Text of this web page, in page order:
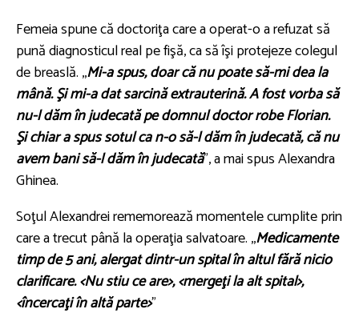
Femeia spune că doctoriţa care a operat-o a refuzat să
pună diagnosticul real pe fişă, ca să îşi protejeze colegul
de breaslă. ,,Mi-a spus, doar că nu poate să-mi dea la
mână. Şi mi-a dat sarcină extrauterină. A fost vorba să
nu-l dăm în judecată pe domnul doctor robe Florian.
Şi chiar a spus sotul ca n-o să-l dăm în judecată, că nu
avem bani să-l dăm în judecată", a mai spus Alexandra
Ghinea.
Soţul Alexandrei rememorează momentele cumplite prin
care a trecut până la operaţia salvatoare. ,,Medicamente
timp de 5 ani, alergat dintr-un spital în altul fără nicio
clarificare. <Nu stiu ce are>, <mergeţi la alt spital>,
<încercaţi în altă parte>"